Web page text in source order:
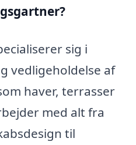
sig i
vedligeholdelse af
haver, terrasser
med alt fra
til